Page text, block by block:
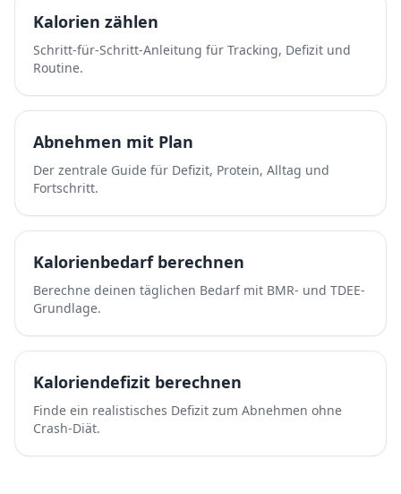
Kalorien zählen
Schritt-für-Schritt-Anleitung für Tracking, Defizit und
Routine.
Abnehmen mit Plan
Der zentrale Guide für Defizit, Protein, Alltag und
Fortschritt.
Kalorienbedarf berechnen
Berechne deinen täglichen Bedarf mit BMR- und TDEE-
Grundlage.
Kaloriendefizit berechnen
Finde ein realistisches Defizit zum Abnehmen ohne
Crash-Diät.